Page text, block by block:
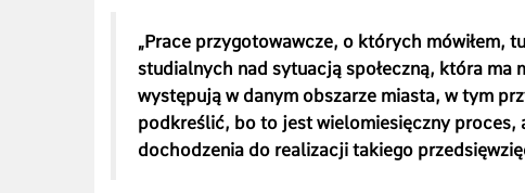
„Prace przygotowawcze, o których mówiłem,
studialnych nad sytuacją społeczną, która ma
występują w danym obszarze miasta, w tym
podkreślić, bo to jest wielomiesięczny
dochodzenia do realizacji takiego